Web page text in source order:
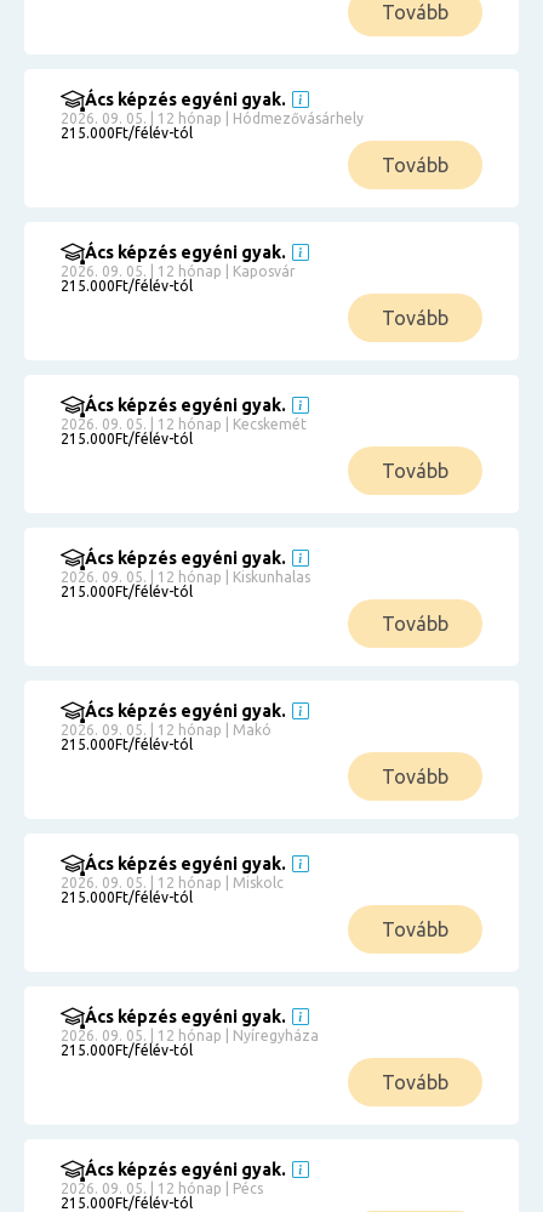
Tovább
Ács képzés egyéni gyak.
2026. 09. 05. | 12 hónap | Hódmezővásárhely
215.000Ft/félév-tól
Tovább
Ács képzés egyéni gyak.
2026. 09. 05. | 12 hónap | Kaposvár
215.000Ft/félév-tól
Tovább
Ács képzés egyéni gyak.
2026. 09. 05. | 12 hónap | Kecskemét
215.000Ft/félév-tól
Tovább
Ács képzés egyéni gyak.
2026. 09. 05. | 12 hónap | Kiskunhalas
215.000Ft/félév-tól
Tovább
Ács képzés egyéni gyak.
2026. 09. 05. | 12 hónap | Makó
215.000Ft/félév-tól
Tovább
Ács képzés egyéni gyak.
2026. 09. 05. | 12 hónap | Miskolc
215.000Ft/félév-tól
Tovább
Ács képzés egyéni gyak.
2026. 09. 05. | 12 hónap | Nyíregyháza
215.000Ft/félév-tól
Tovább
Ács képzés egyéni gyak.
2026. 09. 05. | 12 hónap | Pécs
215.000Ft/félév-tól